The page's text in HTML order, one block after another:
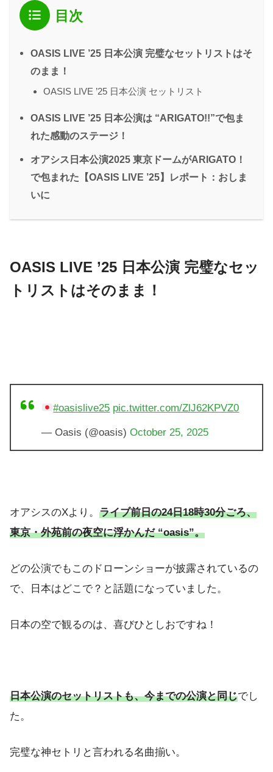
目次
OASIS LIVE ’25 日本公演 完璧なセットリストはそ
のまま！
OASIS LIVE ’25 日本公演 セットリスト
OASIS LIVE ’25 日本公演は “ARIGATO!!”で包ま
れた感動のステージ！
オアシス日本公演2025 東京ドームがARIGATO！
で包まれた【OASIS LIVE ’25】レポート：おしま
いに
OASIS LIVE ’25 日本公演 完璧なセッ
トリストはそのまま！
#oasislive25 pic.twitter.com/ZlJ62KPVZ0
— Oasis (@oasis) October 25, 2025
オアシスのXより。 ライブ前日の24日18時30分ごろ、
東京・外苑前の夜空に浮かんだ “oasis”。
どの公演でもこのドローンショーが披露されているの
で、日本はどこで？と話題になっていました。
日本の空で観るのは、喜びひとしおですね！
日本公演のセットリストも、今までの公演と同じでし
た。
完璧な神セトリと言われる名曲揃い。